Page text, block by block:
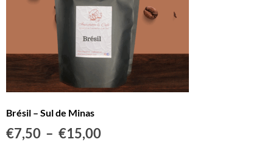
Brésil – Sul de Minas
€7,50 – €15,00